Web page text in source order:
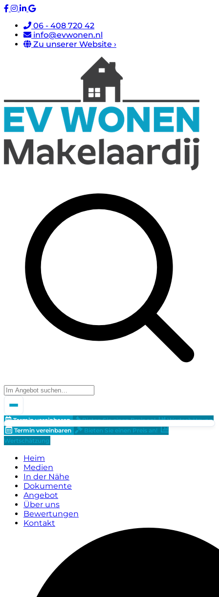
06 - 408 720 42
info@evwonen.nl
Zu unserer Website ›
Termin vereinbaren Bieten Sie einen Preis an!
Wertschätzung
Termin vereinbaren
Bieten Sie einen Preis an!
Wertschätzung
Heim
Medien
In der Nähe
Dokumente
Angebot
Über uns
Bewertungen
Kontakt